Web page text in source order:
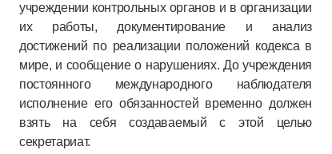
учреждении контрольных органов и в организации
их работы, документирование и анализ
достижений по реализации положений кодекса в
мире, и сообщение о нарушениях. До учреждения
постоянного международного наблюдателя
исполнение его обязанностей временно должен
взять на себя создаваемый с этой целью
секретариат.